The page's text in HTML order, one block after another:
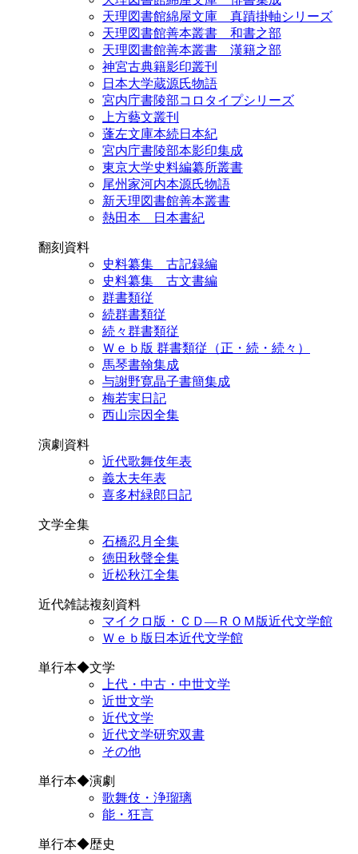
天理図書館綿屋文庫 真蹟掛軸シリーズ
天理図書館善本叢書 和書之部
天理図書館善本叢書 漢籍之部
神宮古典籍影印叢刊
日本大学蔵源氏物語
宮内庁書陵部コロタイプシリーズ
上方藝文叢刊
蓬左文庫本続日本紀
宮内庁書陵部本影印集成
東京大学史料編纂所叢書
尾州家河内本源氏物語
新天理図書館善本叢書
熱田本 日本書紀
翻刻資料
史料纂集 古記録編
史料纂集 古文書編
群書類従
続群書類従
続々群書類従
Ｗｅｂ版 群書類従（正・続・続々）
馬琴書翰集成
与謝野寛晶子書簡集成
梅若実日記
西山宗因全集
演劇資料
近代歌舞伎年表
義太夫年表
喜多村緑郎日記
文学全集
石橋忍月全集
徳田秋聲全集
近松秋江全集
近代雑誌複刻資料
マイクロ版・ＣＤ―ＲＯＭ版近代文学館
Ｗｅｂ版日本近代文学館
単行本◆文学
上代・中古・中世文学
近世文学
近代文学
近代文学研究双書
その他
単行本◆演劇
歌舞伎・浄瑠璃
能・狂言
単行本◆歴史